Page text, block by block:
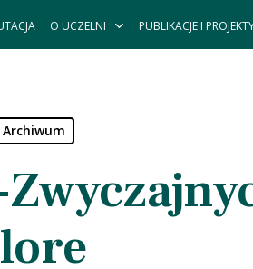
O UCZELNI PUBLIKACJE I
Archiwum